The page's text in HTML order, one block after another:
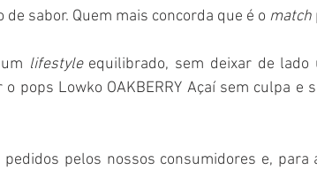
sabor. Quem mais concorda que é o match
lifestyle equilibrado, sem deixar de lado
pops Lowko OAKBERRY Açaí sem culpa e
pedidos pelos nossos consumidores e, para